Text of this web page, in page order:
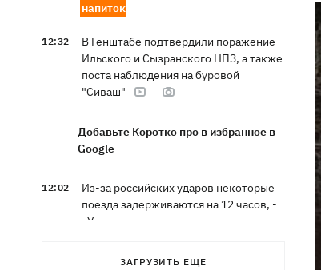
напиток
12:32
В Генштабе подтвердили поражение
Ильского и Сызранского НПЗ, а также
поста наблюдения на буровой
"Сиваш"
Добавьте Коротко про в избранное в
Google
12:02
Из-за российских ударов некоторые
поезда задерживаются на 12 часов, -
«Укрзализныця»
Кульбит Трампа: почему США
ЗАГРУЗИТЬ ЕЩЕ